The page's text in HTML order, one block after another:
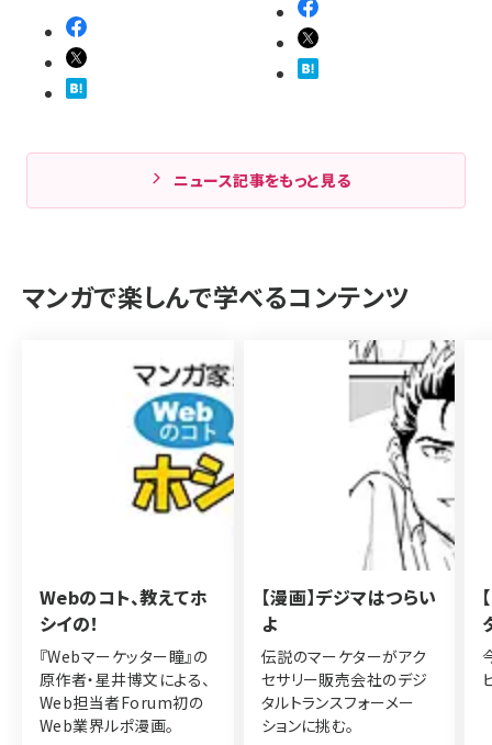
ニュース記事をもっと見る
マンガで楽しんで学べるコンテンツ
Webのコト、教えてホ
シイの！
『Webマーケッター瞳』の
原作者・星井博文による、
Web担当者Forum初の
Web業界ルポ漫画。
【漫画】デジマはつらい
よ
伝説のマーケターがアク
セサリー販売会社のデジ
タルトランスフォーメー
ションに挑む。